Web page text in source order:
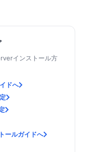
インストール方
ドへ
ールガイドへ